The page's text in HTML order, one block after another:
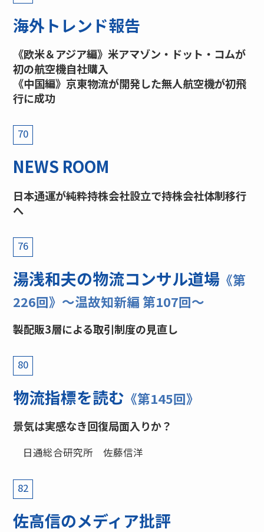
海外トレンド報告
《欧米＆アジア編》米アマゾン・ドット・コムが
初の航空機自社購入
《中国編》京東物流が開発した無人航空機が初飛
行に成功
70
NEWS ROOM
日本通運が純粋持株会社設立で持株会社体制移行
へ
76
湯浅和夫の物流コンサル道場 《第
226回》〜温故知新編 第107回〜
製配販3層による取引制度の見直し
80
物流指標を読む 《第145回》
景気は実感なき回復局面入りか？
日通総合研究所 佐藤信洋
82
佐高信のメディア批評